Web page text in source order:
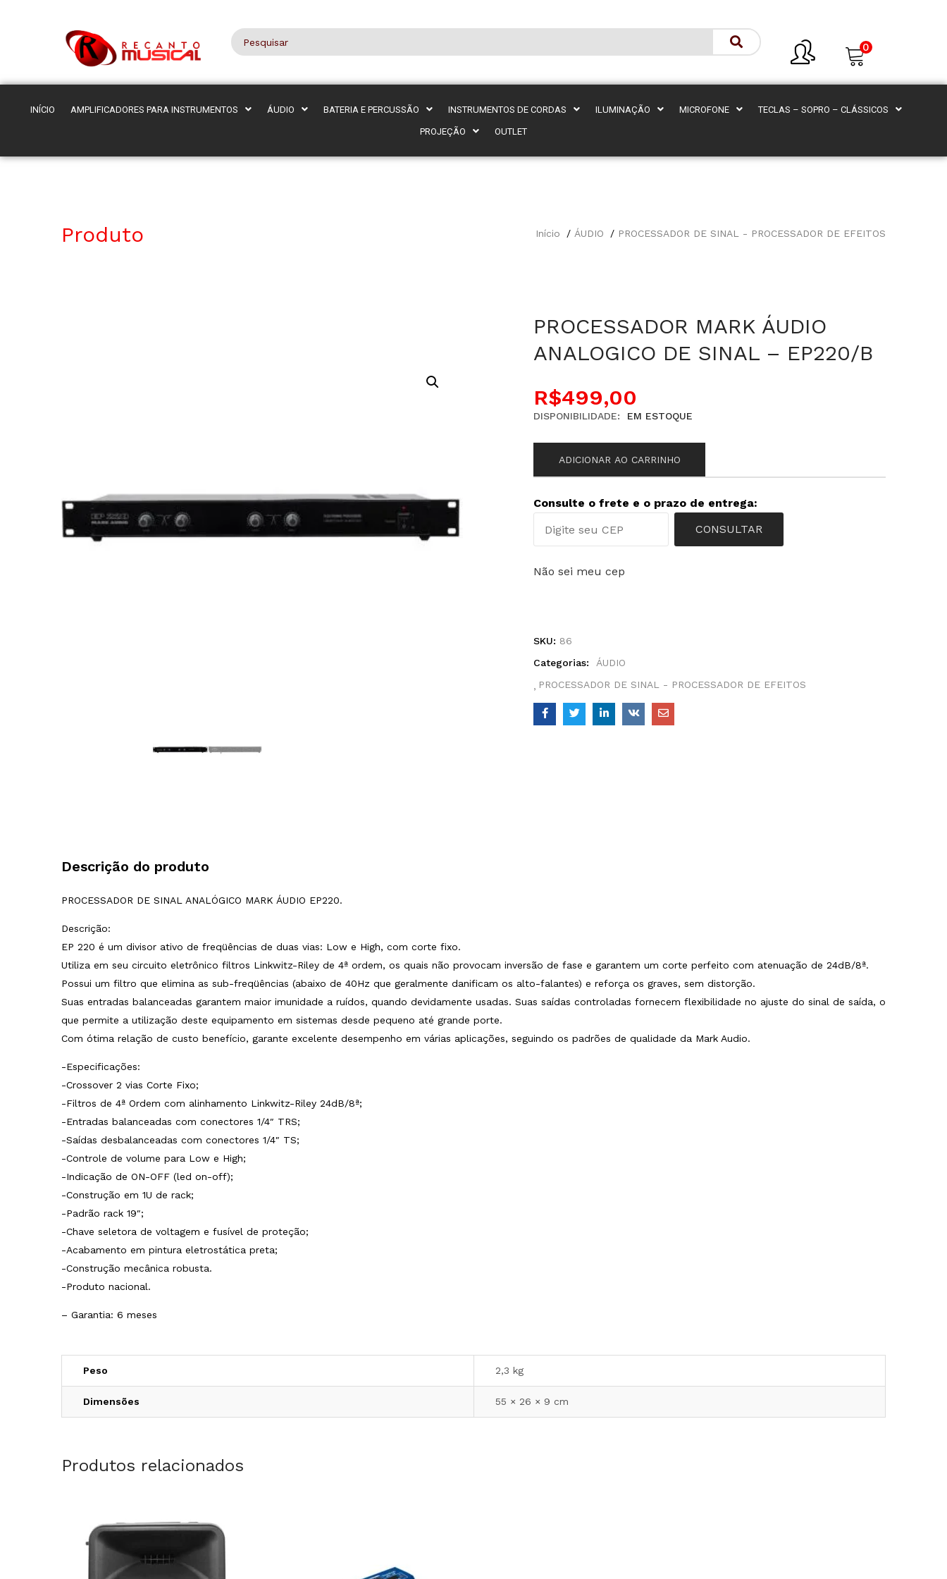
0
INÍCIO AMPLIFICADORES PARA INSTRUMENTOS ÁUDIO BATERIA E PERCUSSÃO INSTRUMENTOS DE CORDAS ILUMINAÇÃO MICROFONE TECLAS – SOPRO – CLÁSSICOS
PROJEÇÃO OUTLET
Início ÁUDIO PROCESSADOR DE SINAL - PROCESSADOR DE EFEITOS
Produto
PROCESSADOR MARK ÁUDIO
ANALOGICO DE SINAL – EP220/B
R$499,00
DISPONIBILIDADE: EM ESTOQUE
ADICIONAR AO CARRINHO
Consulte o frete e o prazo de entrega:
CONSULTAR
Não sei meu cep
SKU: 86
Categorias:
ÁUDIO
PROCESSADOR DE SINAL - PROCESSADOR DE EFEITOS
Descrição do produto
PROCESSADOR DE SINAL ANALÓGICO MARK ÁUDIO EP220.
Descrição:
EP 220 é um divisor ativo de freqüências de duas vias: Low e High, com corte fixo.
Utiliza em seu circuito eletrônico filtros Linkwitz-Riley de 4ª ordem, os quais não provocam inversão de fase e garantem um corte perfeito com atenuação de 24dB/8ª.
Possui um filtro que elimina as sub-freqüências (abaixo de 40Hz que geralmente danificam os alto-falantes) e reforça os graves, sem distorção.
Suas entradas balanceadas garantem maior imunidade a ruídos, quando devidamente usadas. Suas saídas controladas fornecem flexibilidade no ajuste do sinal de saída, o
que permite a utilização deste equipamento em sistemas desde pequeno até grande porte.
Com ótima relação de custo benefício, garante excelente desempenho em várias aplicações, seguindo os padrões de qualidade da Mark Audio.
-Especificações:
-Crossover 2 vias Corte Fixo;
-Filtros de 4ª Ordem com alinhamento Linkwitz-Riley 24dB/8ª;
-Entradas balanceadas com conectores 1/4″ TRS;
-Saídas desbalanceadas com conectores 1/4″ TS;
-Controle de volume para Low e High;
-Indicação de ON-OFF (led on-off);
-Construção em 1U de rack;
-Padrão rack 19″;
-Chave seletora de voltagem e fusível de proteção;
-Acabamento em pintura eletrostática preta;
-Construção mecânica robusta.
-Produto nacional.
– Garantia: 6 meses
Peso 2,3 kg
Dimensões 55 × 26 × 9 cm
Produtos relacionados